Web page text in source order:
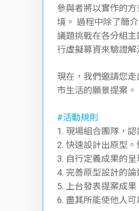
參與者將以實作的
境。 過程中除了簡
議題挑戰在各分組
⾏虛擬募資來驗證解
現在，我們邀請您
市⽣活的願景提案。
#活動規則
1. 現場組合團隊，
2. 快速設計出原型
3. ⾃行定義成果的呈
4. 完善原型設計的
5. 上台發表提案成果
6. 盡其所能使他⼈